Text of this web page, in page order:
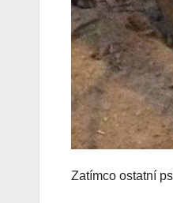
Zatímco ostatní